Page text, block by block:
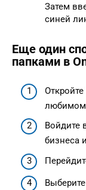
Затем
синей
Еще один
папками в
любимом
Войдите
бизнеса